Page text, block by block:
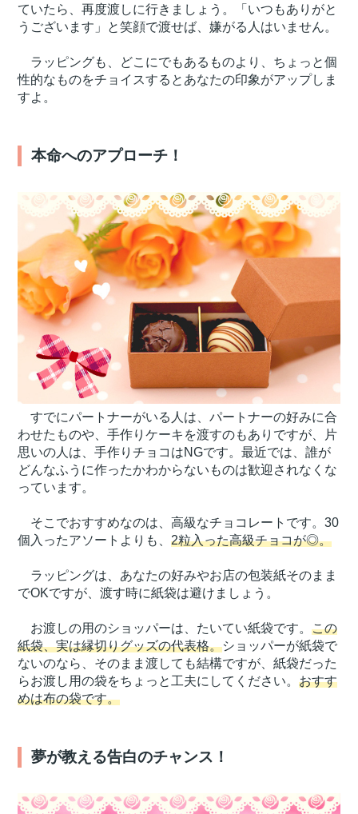
ていたら、再度渡しに行きましょう。「いつもありがと
うございます」と笑顔で渡せば、嫌がる人はいません。
ラッピングも、どこにでもあるものより、ちょっと個
性的なものをチョイスするとあなたの印象がアップしま
すよ。
本命へのアプローチ！
すでにパートナーがいる人は、パートナーの好みに合
わせたものや、手作りケーキを渡すのもありですが、片
思いの人は、手作りチョコはNGです。最近では、誰が
どんなふうに作ったかわからないものは歓迎されなくな
っています。
そこでおすすめなのは、高級なチョコレートです。30
個入ったアソートよりも、2粒入った高級チョコが◎。
ラッピングは、あなたの好みやお店の包装紙そのまま
でOKですが、渡す時に紙袋は避けましょう。
お渡しの用のショッパーは、たいてい紙袋です。この
紙袋、実は縁切りグッズの代表格。ショッパーが紙袋で
ないのなら、そのまま渡しても結構ですが、紙袋だった
らお渡し用の袋をちょっと工夫にしてください。おすす
めは布の袋です。
夢が教える告白のチャンス！